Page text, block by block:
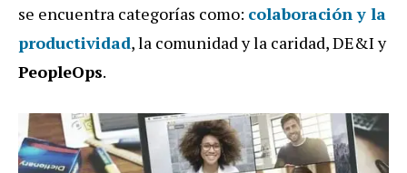
se encuentra categorías como: colaboración y la
productividad, la comunidad y la caridad, DE&I y
PeopleOps.